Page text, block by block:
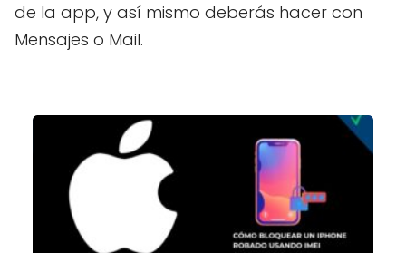
de la app, y así mismo deberás hacer con
Mensajes o Mail.